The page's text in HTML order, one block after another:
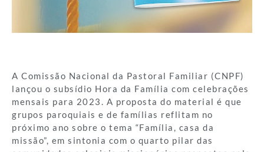
A Comissão Nacional da Pastoral Familiar (CNPF)
lançou o subsídio Hora da Família com celebrações
mensais para 2023. A proposta do material é que
grupos paroquiais e de famílias reflitam no
próximo ano sobre o tema “Família, casa da
missão”, em sintonia com o quarto pilar das